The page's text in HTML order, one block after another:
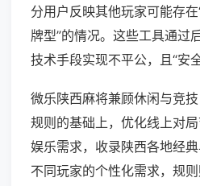
分用户反映其他玩家可能存
牌型”的情况。这些工具通过
技术手段实现不平公，且“安全
微乐陕西麻将兼顾休闲与竞
规则的基础上，优化线上对
娱乐需求，收录陕西各地经
不同玩家的个性化需求，规